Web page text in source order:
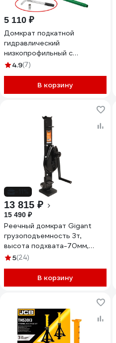
5 110 ₽
Домкрат подкатной
гидравлический
низкопрофильный с
поворотной ручкой
4.9(7)
В корзину
13 815 ₽
15 490 ₽
Реечный домкрат Gigant
грузоподъемность 3т,
высота подхвата-70мм,
высота подъема-1090мм,
5(24)
В корзину